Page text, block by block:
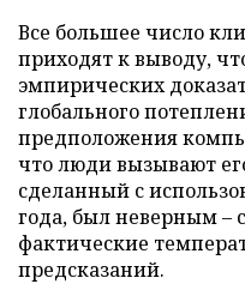
Все большее число
приходят к выводу,
эмпирических
глобального
предположения
что люди вызывают
сделанный с
года, был неверным –
фактические
предсказаний.